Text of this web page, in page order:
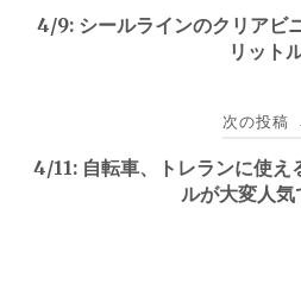
稿
ゲ
4/9: シールラインのクリアビ
リット
次の投稿
4/11: 自転車、トレランに使え
ルが大変人気